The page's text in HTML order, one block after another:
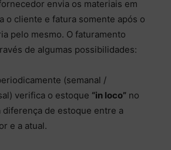
envia os materiais em
o cliente e fatura somente após o
pelo mesmo. O faturamento
de algumas possibilidades:
(semanal /
verifica o estoque “in loco” no
diferença de estoque entre a
e a atual.